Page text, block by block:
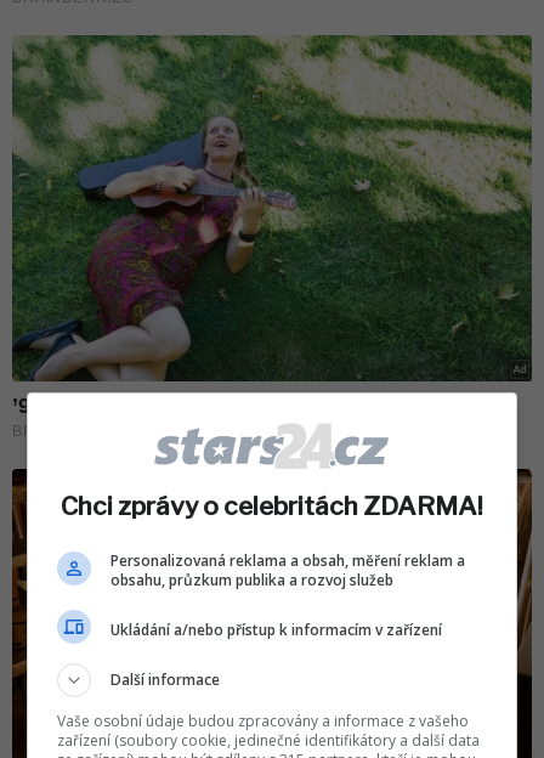
Chci zprávy o celebritách ZDARMA!
Personalizovaná reklama a obsah, měření reklam a
obsahu, průzkum publika a rozvoj služeb
Ukládání a/nebo přístup k informacím v zařízení
Další informace
Vaše osobní údaje budou zpracovány a informace z vašeho
zařízení (soubory cookie, jedinečné identifikátory a další data